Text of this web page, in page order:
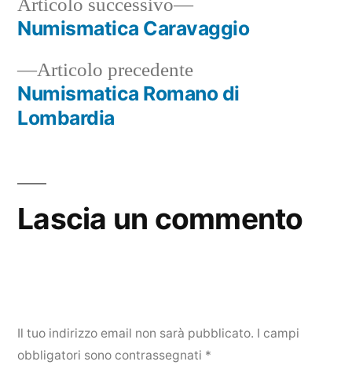
Navigazione
articoli
Articolo precedenteArticolo
precedente:
Numismatica Romano di
Lombardia
successivo:
Numismatica Caravaggio
Lascia un commento
Il tuo indirizzo email non sarà pubblicato. I campi
obbligatori sono contrassegnati *